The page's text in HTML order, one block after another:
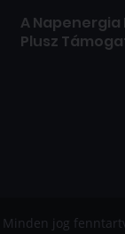
A Napenergia
Plusz
Minden jog